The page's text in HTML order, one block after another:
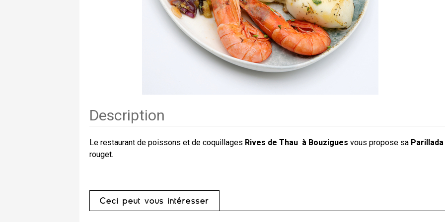
Description
Le restaurant de poissons et de coquillages Rives de Thau à Bouzigues vous propose sa
rouget.
Ceci peut vous intéresser